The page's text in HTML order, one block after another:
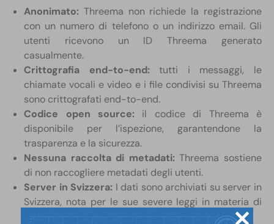
Anonimato: Threema non richiede la registrazione
con un numero di telefono o un indirizzo email. Gli
utenti ricevono un ID Threema generato
casualmente.
Crittografia end-to-end: tutti i messaggi, le
chiamate vocali e video e i file condivisi su Threema
sono crittografati end-to-end.
Codice open source: il codice di Threema è
disponibile per l’ispezione, garantendone la
trasparenza e la sicurezza.
Nessuna raccolta di metadati: Threema sostiene
di non raccogliere metadati degli utenti.
Server in Svizzera: I dati sono archiviati su server in
Svizzera, nota per le sue severe leggi in materia di